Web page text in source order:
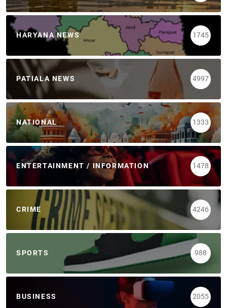
HARYANA NEWS 1745
PATIALA NEWS 4997
NATIONAL 1333
ENTERTAINMENT / INFORMATION 1478
CRIME 4246
SPORTS 988
BUSINESS 2055